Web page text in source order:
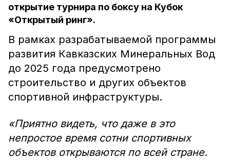
открытие турнира по боксу на Кубок
«Открытый ринг».
В рамках разрабатываемой программы
развития Кавказских Минеральных Вод
до 2025 года предусмотрено
строительство и других объектов
спортивной инфраструктуры.
«Приятно видеть, что даже в это
непростое время сотни спортивных
объектов открываются по всей стране.